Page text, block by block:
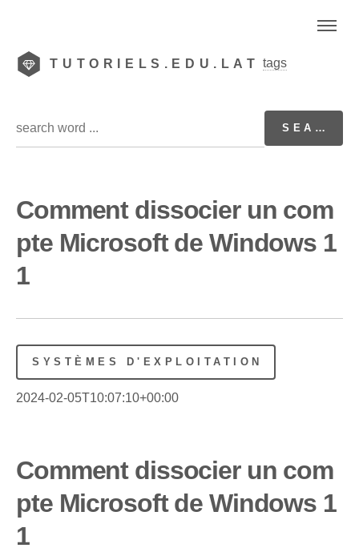
TUTORIELS.EDU.LAT tags
Comment dissocier un com
pte Microsoft de Windows 1
1
SYSTÈMES D'EXPLOITATION
2024-02-05T10:07:10+00:00
Comment dissocier un com
pte Microsoft de Windows 1
1